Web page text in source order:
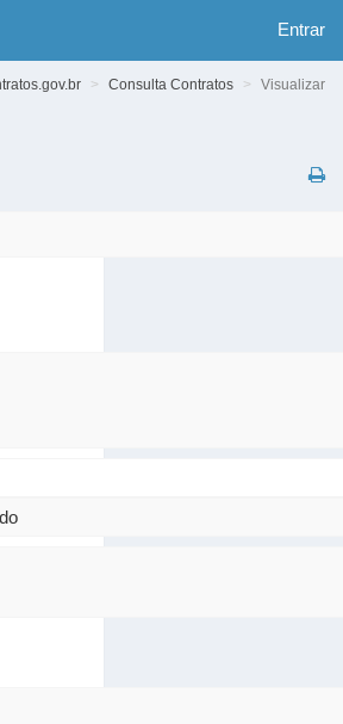
Entrar
Consulta Contratos Visualizar